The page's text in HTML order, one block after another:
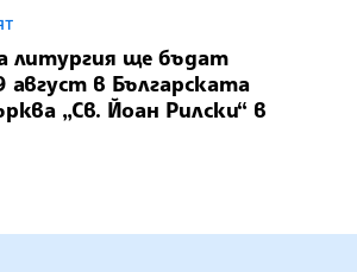
литургия ще бъдат
август в Българската
„Св. Йоан Рилски“ в